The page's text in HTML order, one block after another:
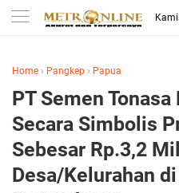
Home › Pangkep › Papua
PT Semen
Secara Simbolis
Sebesar Rp.3,2
Desa/Kelurahan di